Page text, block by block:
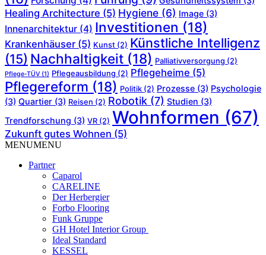
Healing Architecture (5) Hygiene (6) Image (3)
Innenarchitektur (4) Investitionen (18)
Krankenhäuser (5) Kunst (2) Künstliche Intelligenz
(15) Nachhaltigkeit (18) Palliativversorgung (2)
Pflege-TÜV (1) Pflegeausbildung (2) Pflegeheime (5)
Pflegereform (18) Politik (2) Prozesse (3) Psychologie
(3) Quartier (3) Reisen (2) Robotik (7) Studien (3)
Trendforschung (3) VR (2) Wohnformen (67)
Zukunft gutes Wohnen (5)
MENUMENU
Partner
Caparol
CARELINE
Der Herbergier
Forbo Flooring
Funk Gruppe
GH Hotel Interior Group
Ideal Standard
KESSEL